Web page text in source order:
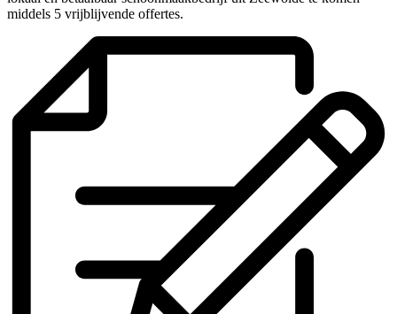
middels 5 vrijblijvende offertes.